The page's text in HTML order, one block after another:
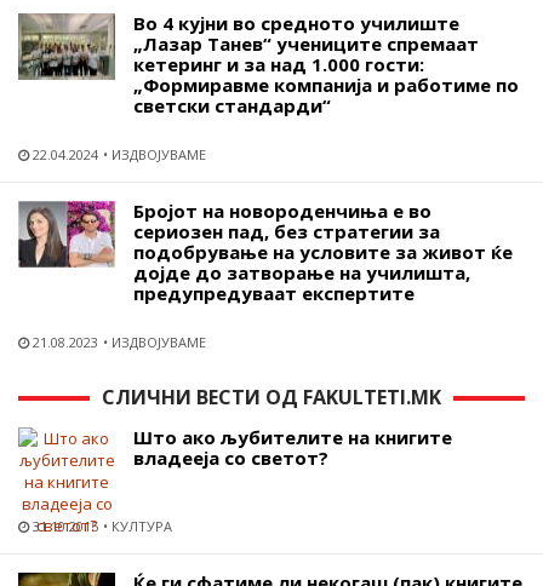
Во 4 кујни во средното училиште
„Лазар Танев“ учениците спремаат
кетеринг и за над 1.000 гости:
„Формиравме компанија и работиме по
светски стандарди“
22.04.2024 ИЗДВОЈУВАМЕ
Бројот на новороденчиња е во
сериозен пад, без стратегии за
подобрување на условите за живот ќе
дојде до затворање на училишта,
предупредуваат експертите
21.08.2023 ИЗДВОЈУВАМЕ
СЛИЧНИ ВЕСТИ ОД FAKULTETI.MK
Што ако љубителите на книгите
владееја со светот?
31.10.2015 КУЛТУРА